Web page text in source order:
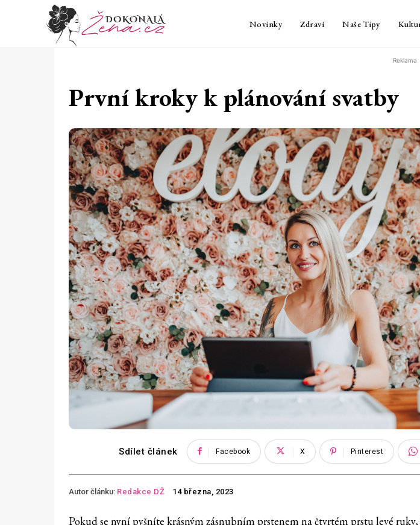
Novinky Zdraví Naše Tipy
Reklama
První kroky k plánování svatby
Sdílet článek Facebook X Pinterest
Autor článku: Redakce DŽ 14 března, 2023
Pokud se nyní pyšníte krásným zásnubním prstenem na čtvrtém prstu levé